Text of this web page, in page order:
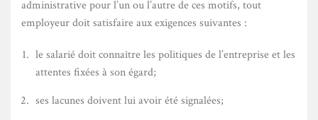
administrative pour l’un ou l’autre de ces motifs, tout
employeur doit satisfaire aux exigences suivantes :
le salarié doit connaître les politiques de l’entreprise et les
attentes fixées à son égard;
ses lacunes doivent lui avoir été signalées;